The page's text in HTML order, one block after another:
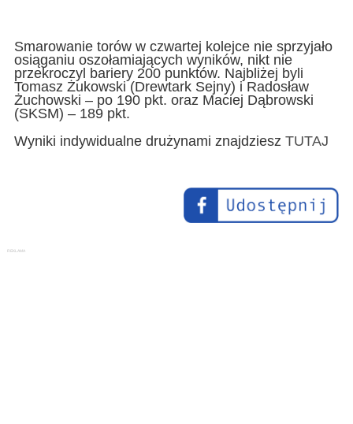
Smarowanie torów w czwartej kolejce nie sprzyjało
osiąganiu oszołamiających wyników, nikt nie
przekroczyl bariery 200 punktów. Najbliżej byli
Tomasz Żukowski (Drewtark Sejny) i Radosław
Żuchowski – po 190 pkt. oraz Maciej Dąbrowski
(SKSM) – 189 pkt.
Wyniki indywidualne drużynami znajdziesz TUTAJ